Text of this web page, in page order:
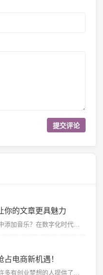
你的文章更具魅力
引言：为什么要在微信公众号文章中添加音乐？在数字化时代，文字、图片和视频的结合已经成为一种趋势，但很...
电商新机遇！